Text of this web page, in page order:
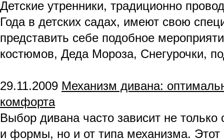
Детские утренники, традиционно
Года в детских садах, имеют свою
представить себе подобное
костюмов, Деда Мороза, Снегурочки,
29.11.2009 Механизм дивана:
комфорта
Выбор дивана часто зависит не только
и формы, но и от типа механизма.